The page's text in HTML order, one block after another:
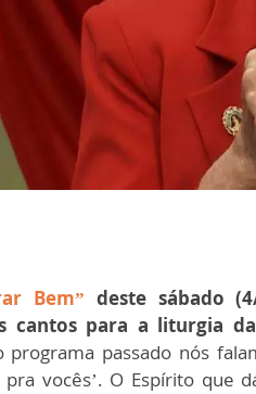
Bem” deste sábado
cantos para a liturgia
passado nós
vocês’. O Espírito que